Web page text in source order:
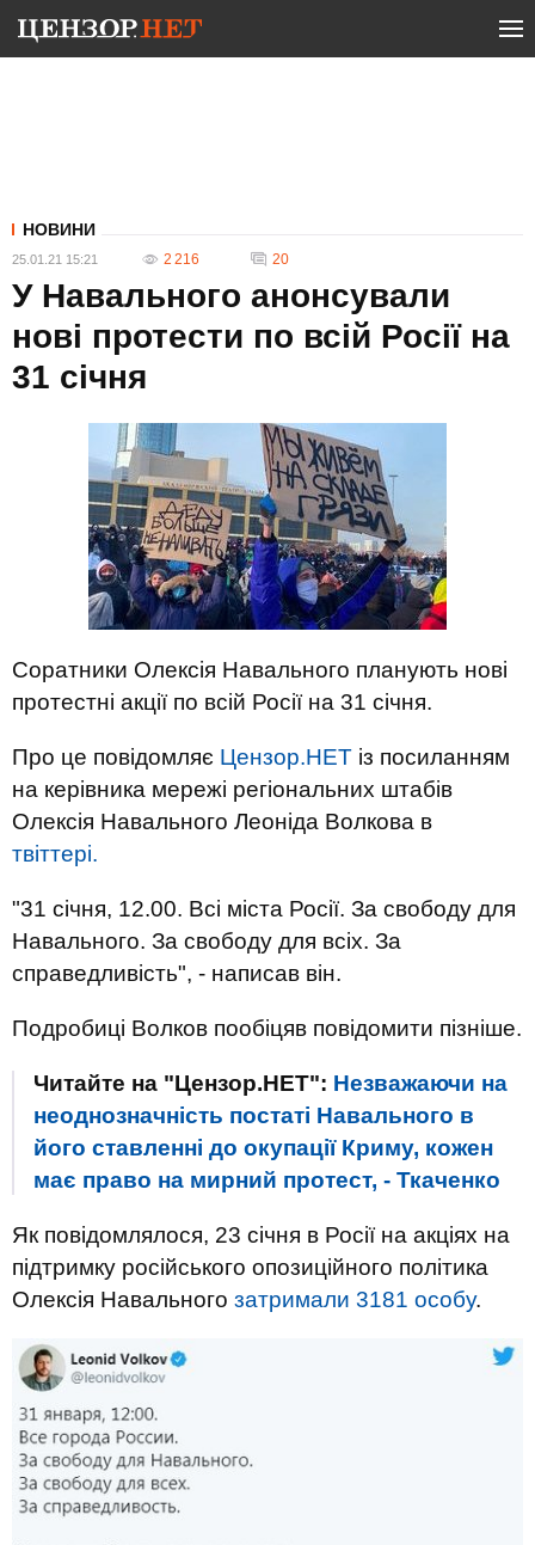
НОВИНИ
25.01.21 15:21 2 216 20
У Навального анонсували
нові протести по всій Росії на
31 січня
Соратники Олексія Навального планують нові
протестні акції по всій Росії на 31 січня.
Про це повідомляє Цензор.НЕТ із посиланням
на керівника мережі регіональних штабів
Олексія Навального Леоніда Волкова в
твіттері.
"31 січня, 12.00. Всі міста Росії. За свободу для
Навального. За свободу для всіх. За
справедливість", - написав він.
Подробиці Волков пообіцяв повідомити пізніше.
Читайте на "Цензор.НЕТ": Незважаючи на
неоднозначність постаті Навального в
його ставленні до окупації Криму, кожен
має право на мирний протест, - Ткаченко
Як повідомлялося, 23 січня в Росії на акціях на
підтримку російського опозиційного політика
Олексія Навального затримали 3181 особу.